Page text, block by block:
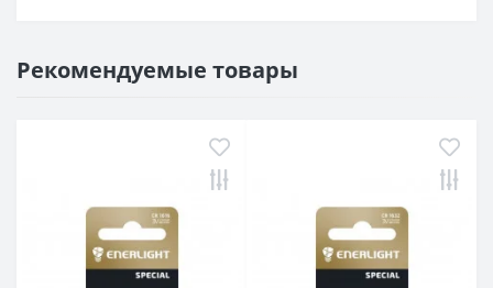
Рекомендуемые товары